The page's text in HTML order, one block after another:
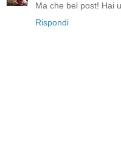
Ma che bel post! Hai
Rispondi